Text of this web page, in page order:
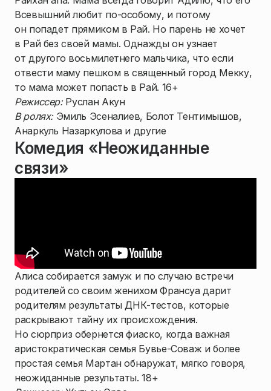
Всевышний любит по-особому, и потому
он попадет прямиком в Рай. Но парень не хочет
в Рай без своей мамы. Однажды он узнает
от другого восьмилетнего мальчика, что если
отвести маму пешком в священный город Мекку,
то мама может попасть в Рай. 16+
Режиссер:Руслан Акун
В ролях: Эмиль Эсеналиев, Болот Тентимышов,
Анаркуль Назаркулова и другие
Комедия «Неожиданные
связи»
Алиса собирается замуж и по случаю встречи
родителей со своим женихом Франсуа дарит
родителям результаты ДНК-тестов, которые
раскрывают тайну их происхождения.
Но сюрприз обернется фиаско, когда важная
аристократическая семья Бувье-Соваж и более
простая семья Мартан обнаружат, мягко говоря,
неожиданные результаты. 18+